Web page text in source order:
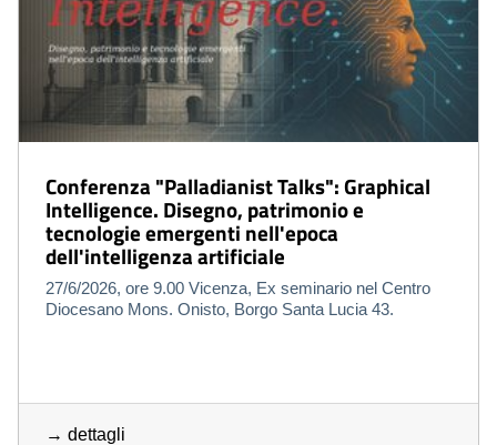
Conferenza "Palladianist Talks": Graphical
Intelligence. Disegno, patrimonio e
tecnologie emergenti nell'epoca
dell'intelligenza artificiale
27/6/2026, ore 9.00 Vicenza, Ex seminario nel Centro
Diocesano Mons. Onisto, Borgo Santa Lucia 43.
→ dettagli